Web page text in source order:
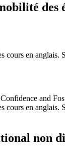
des
en anglais.
and
en anglais.
non